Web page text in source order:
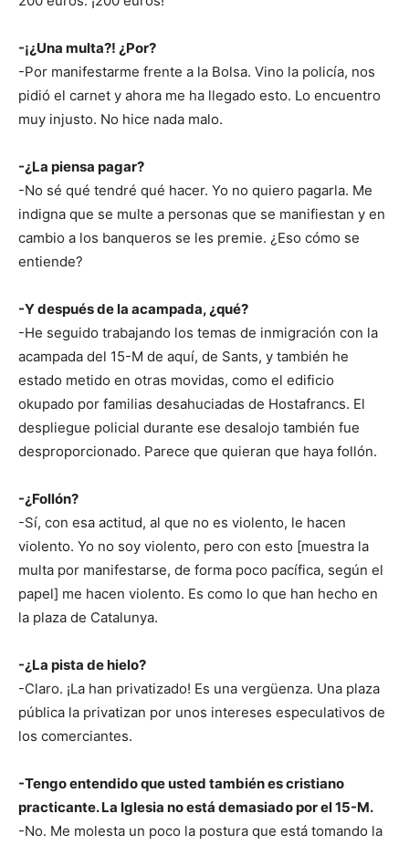
-¡¿Una multa?! ¿Por?
-Por manifestarme frente a la Bolsa. Vino la policía, nos
pidió el carnet y ahora me ha llegado esto. Lo encuentro
muy injusto. No hice nada malo.
-¿La piensa pagar?
-No sé qué tendré qué hacer. Yo no quiero pagarla. Me
indigna que se multe a personas que se manifiestan y en
cambio a los banqueros se les premie. ¿Eso cómo se
entiende?
-Y después de la acampada, ¿qué?
-He seguido trabajando los temas de inmigración con la
acampada del 15-M de aquí, de Sants, y también he
estado metido en otras movidas, como el edificio
okupado por familias desahuciadas de Hostafrancs. El
despliegue policial durante ese desalojo también fue
desproporcionado. Parece que quieran que haya follón.
-¿Follón?
-Sí, con esa actitud, al que no es violento, le hacen
violento. Yo no soy violento, pero con esto [muestra la
multa por manifestarse, de forma poco pacífica, según el
papel] me hacen violento. Es como lo que han hecho en
la plaza de Catalunya.
-¿La pista de hielo?
-Claro. ¡La han privatizado! Es una vergüenza. Una plaza
pública la privatizan por unos intereses especulativos de
los comerciantes.
-Tengo entendido que usted también es cristiano
practicante. La Iglesia no está demasiado por el 15-M.
-No. Me molesta un poco la postura que está tomando la